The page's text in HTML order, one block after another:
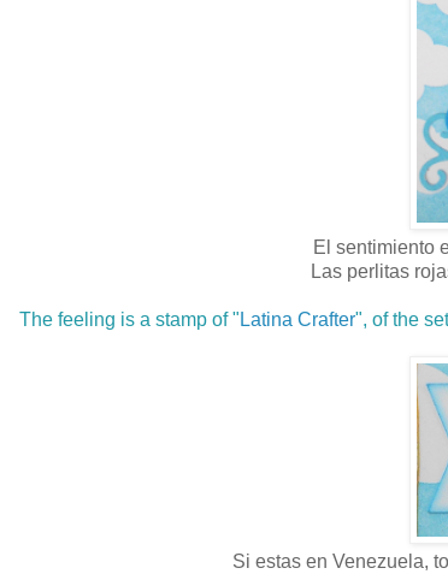
El sentimiento
Las perlitas
The feeling is a stamp of " Latina Crafter", of the
Si estas en Venezuela,